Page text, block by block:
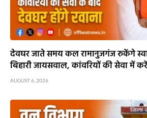
देवघर जाते समय कल रामानुजगंज रुकेंगे
बिहारी जायसवाल, कांवरियों की सेवा में
AUGUST 6, 2026